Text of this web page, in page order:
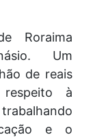
Roraima
Um
de reais
à
e o